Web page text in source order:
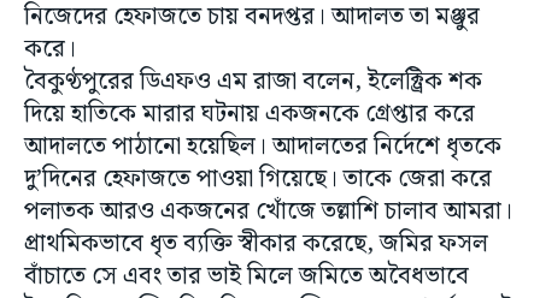
নিজেদের হেফাজতে চায় বনদপ্তর। আদালত তা মঞ্জুর
করে।
বৈকুণ্ঠপুরের ডিএফও এম রাজা বলেন, ইলেক্ট্রিক শক
দিয়ে হাতিকে মারার ঘটনায় একজনকে গ্রেপ্তার করে
আদালতে পাঠানো হয়েছিল। আদালতের নির্দেশে ধৃতকে
দু’দিনের হেফাজতে পাওয়া গিয়েছে। তাকে জেরা করে
পলাতক আরও একজনের খোঁজে তল্লাশি চালাব আমরা।
প্রাথমিকভাবে ধৃত ব্যক্তি স্বীকার করেছে, জমির ফসল
বাঁচাতে সে এবং তার ভাই মিলে জমিতে অবৈধভাবে